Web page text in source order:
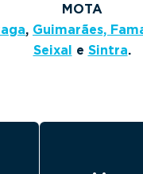
MOTA
, Guimarães,
Seixal e Sintra.